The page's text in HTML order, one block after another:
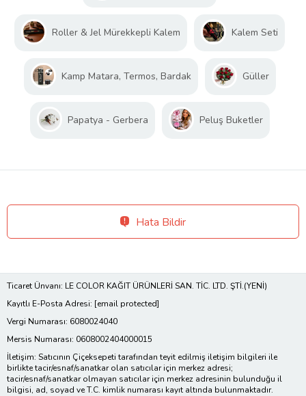
Roller & Jel Mürekkepli Kalem Kalem Seti
Kamp Matara, Termos, Bardak Güller
Papatya - Gerbera Peluş Buketler
Hata Bildir
Ticaret Ünvanı: LE COLOR KAĞIT ÜRÜNLERİ SAN. TİC. LTD. ŞTİ.(YENİ)
Kayıtlı E-Posta Adresi: [email protected]
Vergi Numarası: 6080024040
Mersis Numarası: 0608002404000015
İletişim: Satıcının Çiçeksepeti tarafından teyit edilmiş iletişim bilgileri ile
birlikte tacir/esnaf/sanatkar olan satıcılar için merkez adresi;
tacir/esnaf/sanatkar olmayan satıcılar için merkez adresinin bulunduğu il
bilgisi, ad, soyad ve T.C. kimlik numarası kayıt altında bulunmaktadır.